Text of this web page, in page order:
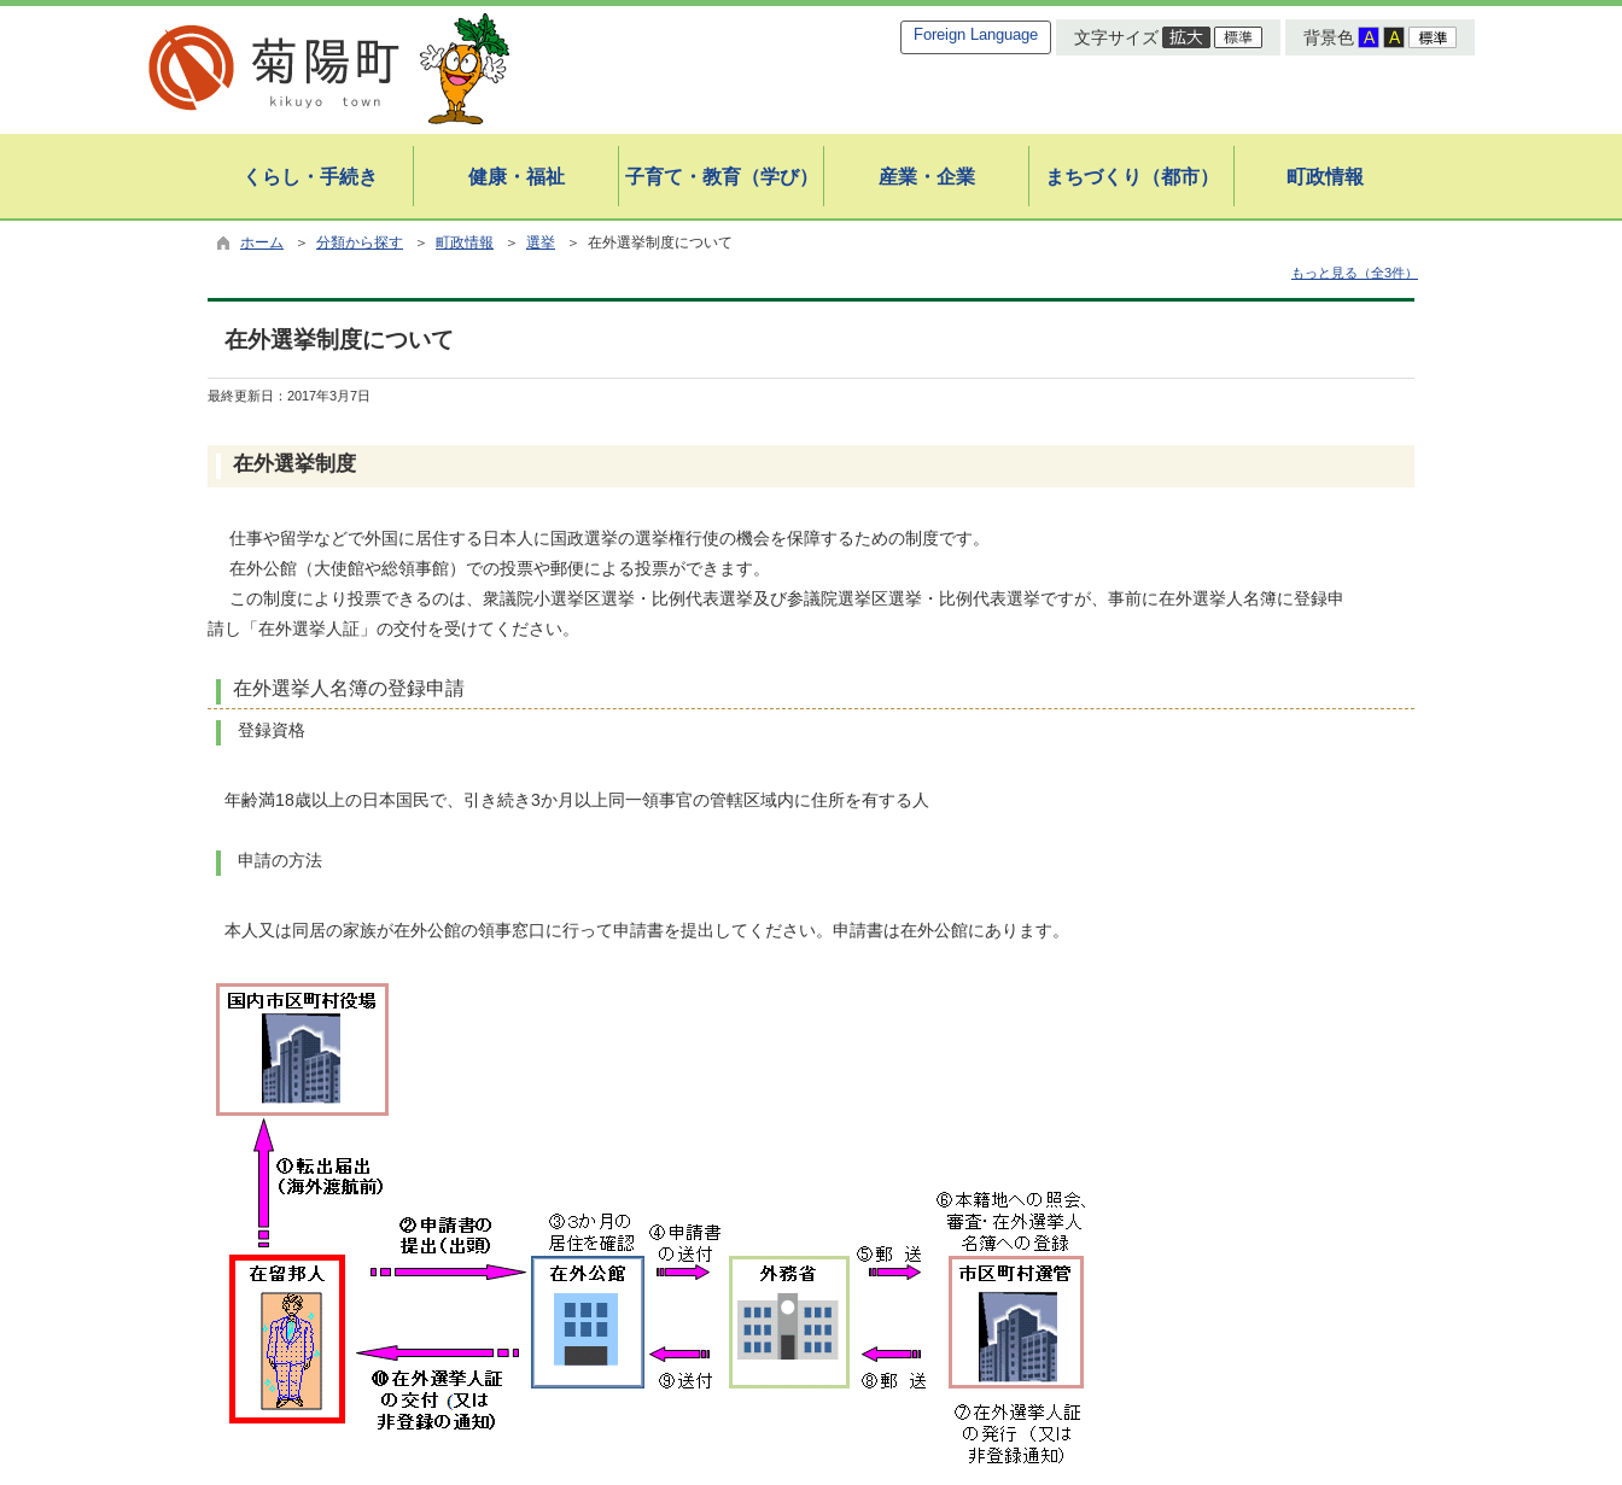
Foreign Language 文字サイズ 背景色
くらし・手続き 健康・福祉 子育て・教育（学び） 産業・企業 まちづくり（都市） 町政情報
ホーム ＞ 分類から探す ＞ 町政情報 ＞ 選挙 ＞ 在外選挙制度について
もっと見る（全3件）
在外選挙制度について
最終更新日： 2017年3月7日
在外選挙制度
仕事や留学などで外国に居住する日本人に国政選挙の選挙権行使の機会を保障するための制度です。
在外公館（大使館や総領事館）での投票や郵便による投票ができます。
この制度により投票できるのは、衆議院小選挙区選挙・比例代表選挙及び参議院選挙区選挙・比例代表選挙ですが、事前に在外選挙人名簿に登録申
請し「在外選挙人証」の交付を受けてください。
在外選挙人名簿の登録申請
登録資格
年齢満18歳以上の日本国民で、引き続き3か月以上同一領事官の管轄区域内に住所を有する人
申請の方法
本人又は同居の家族が在外公館の領事窓口に行って申請書を提出してください。申請書は在外公館にあります。